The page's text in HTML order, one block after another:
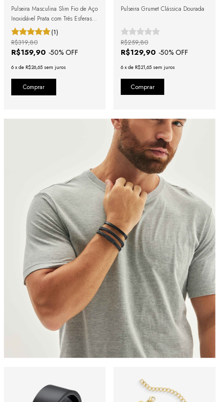
Pulseira Masculina Slim Fio de Aço
Inoxidável Prata com Três Esferas e
Fecho Magnético(1)
R$159,90 -50% OFF
R$319,80
6 x de R$26,65 sem juros
Comprar
Pulseira Grumet Clássica Dourada
R$129,90 -50% OFF
R$259,80
6 x de R$21,65 sem juros